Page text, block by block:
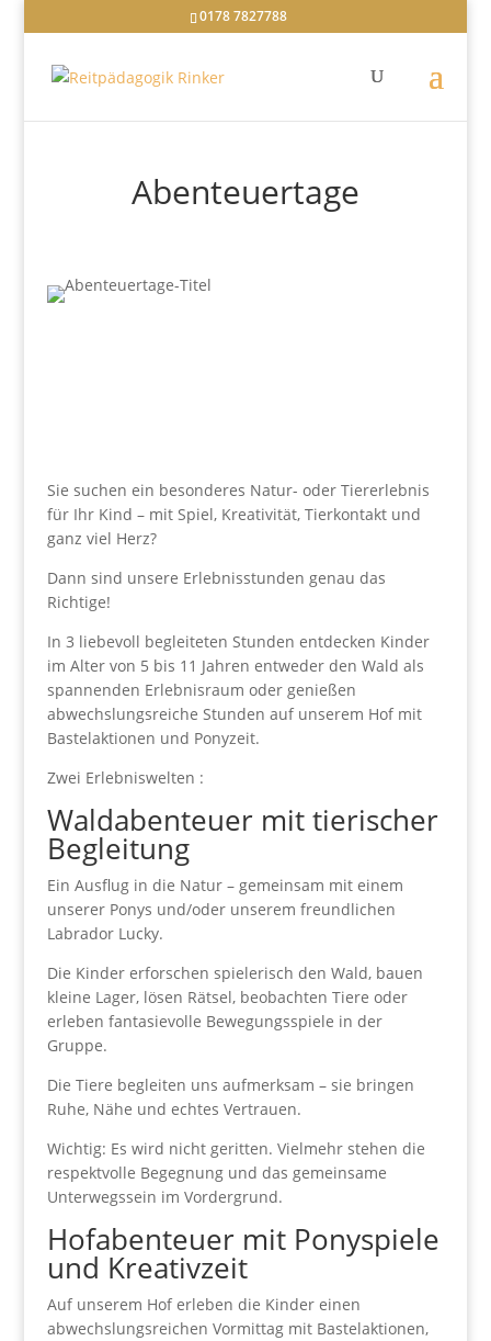
0178 7827788
Abenteuertage
Sie suchen ein besonderes Natur- oder Tiererlebnis
für Ihr Kind – mit Spiel, Kreativität, Tierkontakt und
ganz viel Herz?
Dann sind unsere Erlebnisstunden genau das
Richtige!
In 3 liebevoll begleiteten Stunden entdecken Kinder
im Alter von 5 bis 11 Jahren entweder den Wald als
spannenden Erlebnisraum oder genießen
abwechslungsreiche Stunden auf unserem Hof mit
Bastelaktionen und Ponyzeit.
Zwei Erlebniswelten :
Waldabenteuer mit tierischer
Begleitung
Ein Ausflug in die Natur – gemeinsam mit einem
unserer Ponys und/oder unserem freundlichen
Labrador Lucky.
Die Kinder erforschen spielerisch den Wald, bauen
kleine Lager, lösen Rätsel, beobachten Tiere oder
erleben fantasievolle Bewegungsspiele in der
Gruppe.
Die Tiere begleiten uns aufmerksam – sie bringen
Ruhe, Nähe und echtes Vertrauen.
Wichtig: Es wird nicht geritten. Vielmehr stehen die
respektvolle Begegnung und das gemeinsame
Unterwegssein im Vordergrund.
Hofabenteuer mit Ponyspiele
und Kreativzeit
Auf unserem Hof erleben die Kinder einen
abwechslungsreichen Vormittag mit Bastelaktionen,